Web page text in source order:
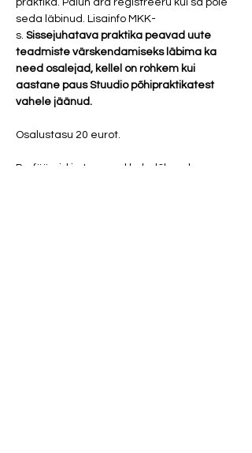
praktika. Palun ära registreeru kui sa pole
seda läbinud. Lisainfo MKK-
s. Sissejuhatava praktika peavad uute
teadmiste värskendamiseks läbima ka
need osalejad, kellel on rohkem kui
aastane paus Stuudio põhipraktikatest
vahele jäänud.
Osalustasu 20 eurot.
Parfüümid ja tugevad kehalõhnad